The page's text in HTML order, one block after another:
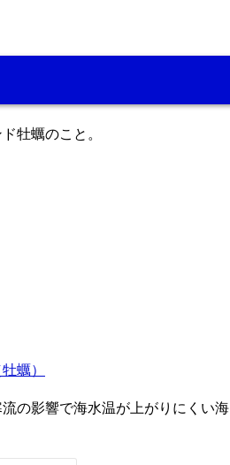
牡蠣のこと。
蠣）
の影響で海水温が上がりにくい海